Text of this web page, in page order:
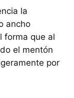
la
ancho
forma que al
el mentón
por